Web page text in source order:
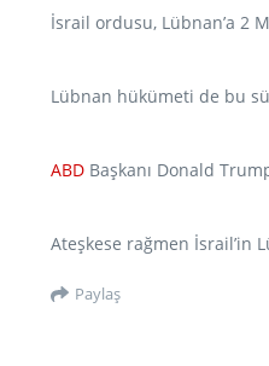
İsrail ordusu, Lübnan’a 2
Lübnan hükümeti de bu
ABD Başkanı Donald
Ateşkese rağmen İsrail’in
Paylaş